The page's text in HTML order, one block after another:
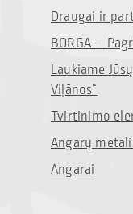
Draugai ir
BORGA –
Laukiame
Viļānos“
Tvirtinimo
Angarų
Angarai